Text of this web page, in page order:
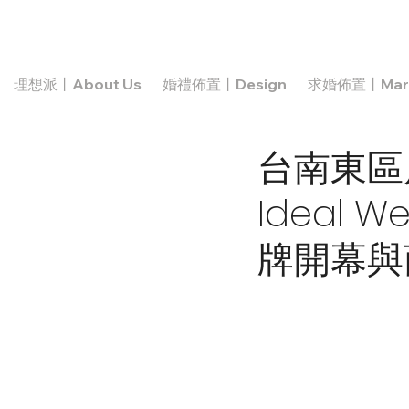
理想派丨About Us 婚禮佈置丨Design 求婚佈置丨
台南東
Ideal
牌開幕